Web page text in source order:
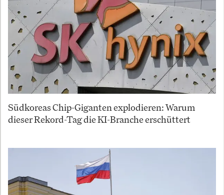
Südkoreas Chip-Giganten explodieren: Warum
dieser Rekord-Tag die KI-Branche erschüttert